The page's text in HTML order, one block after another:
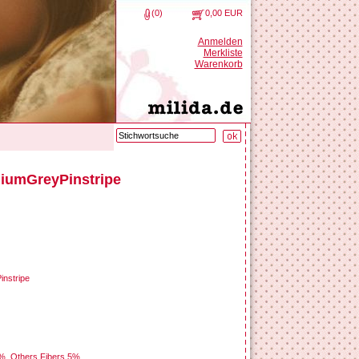
(0) 0,00 EUR
Anmelden
Merkliste
Warenkorb
Others Fibers 5%